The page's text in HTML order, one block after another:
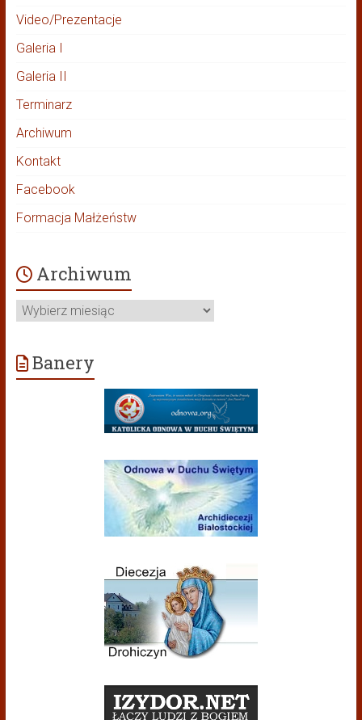
Video/Prezentacje
Galeria I
Galeria II
Terminarz
Archiwum
Kontakt
Facebook
Formacja Małżeństw
Archiwum
Archiwum
Banery